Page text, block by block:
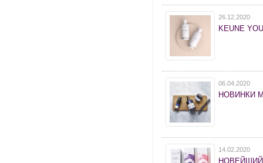
26.12.2020
KEUNE
06.04.2020
НОВИНКИ
14.02.2020